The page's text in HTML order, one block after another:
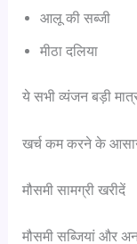
आलू की सब्जी
मीठा दलिया
ये सभी व्यंजन बड़ी
खर्च कम करने के
मौसमी सामग्री खरीदें
मौसमी सब्जियां और